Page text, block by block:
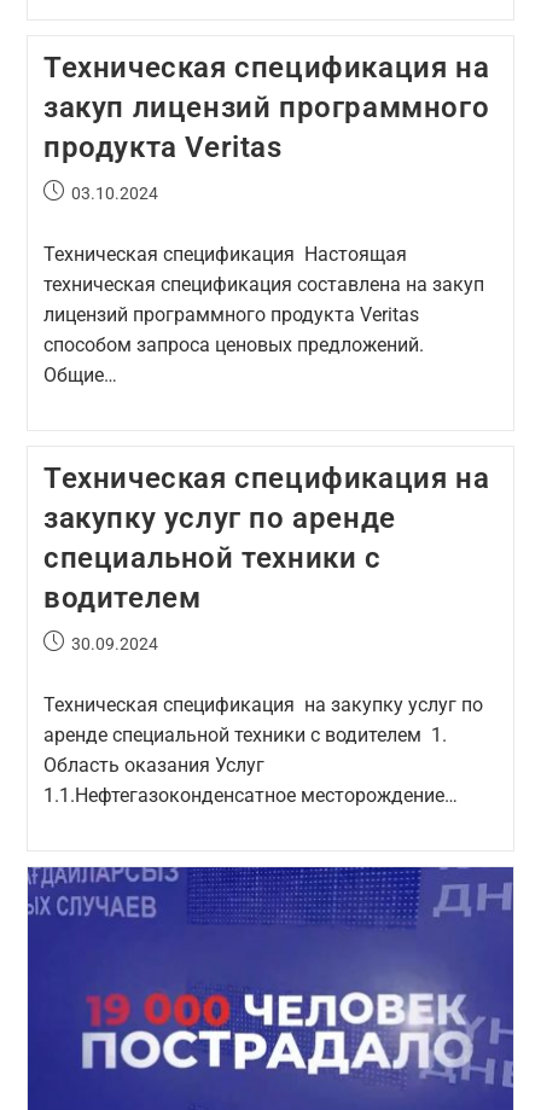
Техническая спецификация на
закуп лицензий программного
продукта Veritas
03.10.2024
Техническая спецификация Настоящая
техническая спецификация составлена на закуп
лицензий программного продукта Veritas
способом запроса ценовых предложений.
Общие…
Техническая спецификация на
закупку услуг по аренде
специальной техники с
водителем
30.09.2024
Техническая спецификация на закупку услуг по
аренде специальной техники с водителем 1.
Область оказания Услуг
1.1.Нефтегазоконденсатное месторождение…